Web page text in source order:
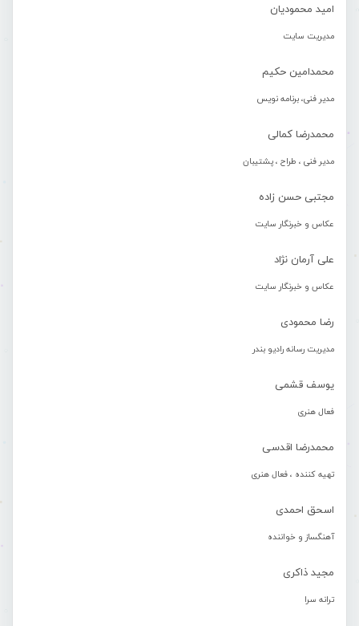
امید محمودیان
مدیریت سایت
محمدامین حکیم
مدیر فنی، برنامه نویس
محمدرضا کمالی
مدیر فنی ، طراح ، پشتیبان
مجتبی حسن زاده
عکاس و خبرنگار سایت
علی آرمان نژاد
عکاس و خبرنگار سایت
رضا محمودی
مدیریت رسانه رادیو بندر
یوسف قشمی
فعال هنری
محمدرضا اقدسی
تهیه کننده ، فعال هنری
اسحق احمدی
آهنگساز و خواننده
مجید ذاکری
ترانه سرا